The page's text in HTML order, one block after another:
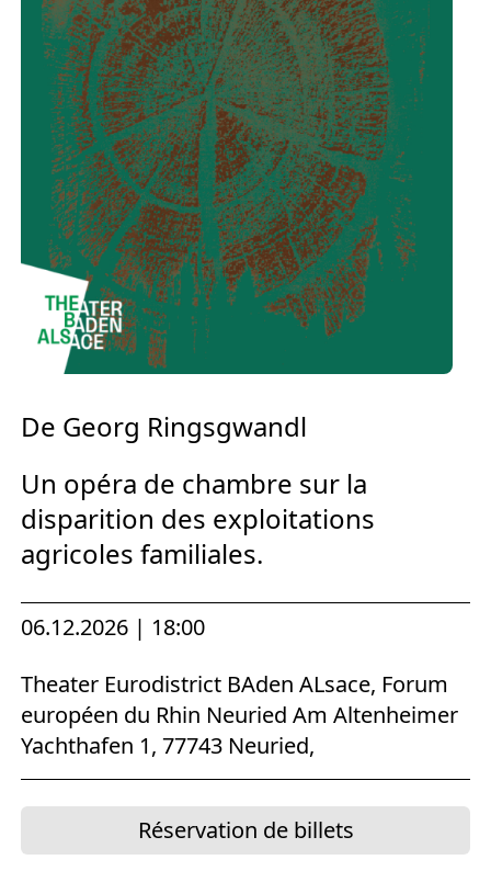
Europäischen Forum am Rhein
Förderer und Partner Theater BAden
ALsace
Services
De Georg Ringsgwandl
Un opéra de chambre sur la
disparition des exploitations
agricoles familiales.
06.12.2026 | 18:00
Theater Eurodistrict BAden ALsace, Forum
européen du Rhin Neuried Am Altenheimer
Yachthafen 1, 77743 Neuried,
Réservation de billets